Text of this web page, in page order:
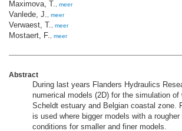
Maximova, T. meer
Vanlede, J. meer
Verwaest, T. meer
Mostaert, F. meer
Abstract
During last years Flanders Hydraulics
numerical models (2D) for the simulation
Scheldt estuary and Belgian coastal zone.
is used where bigger models with a
conditions for smaller and finer models.